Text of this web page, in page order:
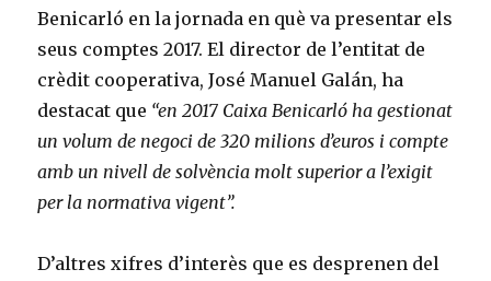
Benicarló en la jornada en què va presentar els
seus comptes 2017. El director de l’entitat de
crèdit cooperativa, José Manuel Galán, ha
destacat que “en 2017 Caixa Benicarló ha gestionat
un volum de negoci de 320 milions d’euros i compte
amb un nivell de solvència molt superior a l’exigit
per la normativa vigent”.
D’altres xifres d’interès que es desprenen del